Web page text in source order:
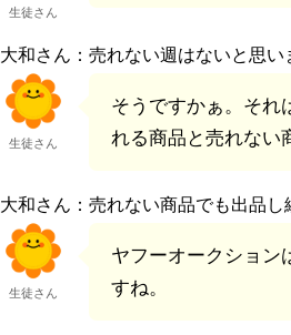
生徒さん
大和さん：売れない週はないと思い
生徒さん
そうですかぁ。それ
れる商品と売れない
大和さん：売れない商品でも出品し
生徒さん
ヤフーオークション
すね。